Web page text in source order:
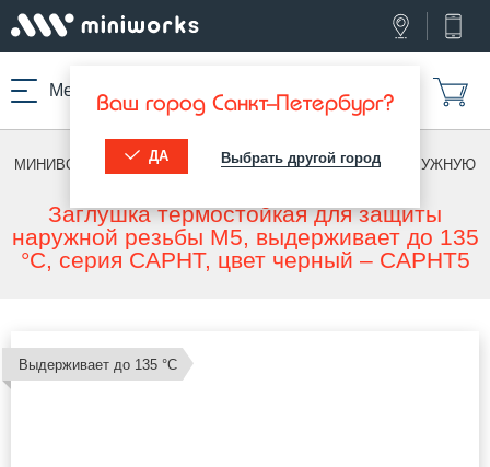
Меню Ваш город Санкт-Петербург?
ДА Выбрать другой город
МИНИВОРКС ПРО /ТЕРМОСТОЙКИЕ ИЗДЕЛИЯ /ПОД НАРУЖНУЮ
Заглушка термостойкая для защиты
наружной резьбы M5, выдерживает до 135
°C, серия CAPHT, цвет черный – CAPHT5
Выдерживает до 135 °С